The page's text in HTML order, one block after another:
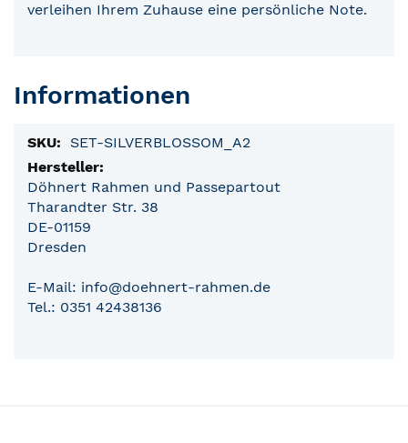
verleihen Ihrem Zuhause eine persönliche Note.
Informationen
Produktinformationen
SET-SILVERBLOSSOM_A2
Döhnert Rahmen und Passepartout
Tharandter Str. 38
DE-01159
Dresden
E-Mail: info@doehnert-rahmen.de
Tel.: 0351 42438136